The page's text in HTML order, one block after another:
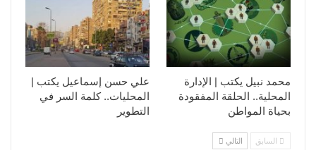
علي حسن إسماعيل يكتب |
المحليات.. كلمة السر في
التطوير​
محمد نبيل يكتب | الإدارة
المحلية.. الحلقة المفقودة
بحياة المواطن
السابق التالي